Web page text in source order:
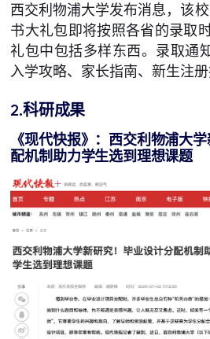
西交利物浦大学发布消息，该
书大礼包即将按照各省的录取
礼包中包括多样东西。录取通
入学攻略、家长指南、新生注册
2.科研成果
《现代快报》 ：西交利物浦大
配机制助力学生选到理想课题